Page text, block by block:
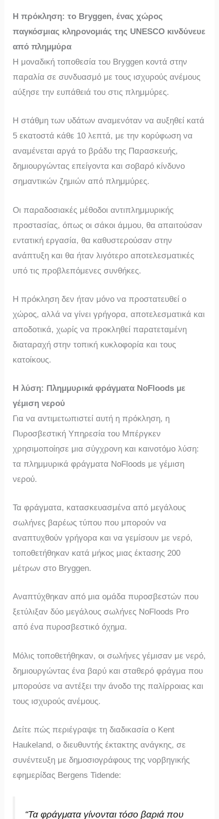
Η πρόκληση: το Bryggen, ένας χώρος
παγκόσμιας κληρονομιάς της UNESCO κινδύνευε
από πλημμύρα
Η μοναδική τοποθεσία του Bryggen κοντά στην
παραλία σε συνδυασμό με τους ισχυρούς ανέμους
αύξησε την ευπάθειά του στις πλημμύρες.
Η στάθμη των υδάτων αναμενόταν να αυξηθεί κατά
5 εκατοστά κάθε 10 λεπτά, με την κορύφωση να
αναμένεται αργά το βράδυ της Παρασκευής,
δημιουργώντας επείγοντα και σοβαρό κίνδυνο
σημαντικών ζημιών από πλημμύρες.
Οι παραδοσιακές μέθοδοι αντιπλημμυρικής
προστασίας, όπως οι σάκοι άμμου, θα απαιτούσαν
εντατική εργασία, θα καθυστερούσαν στην
ανάπτυξη και θα ήταν λιγότερο αποτελεσματικές
υπό τις προβλεπόμενες συνθήκες.
Η πρόκληση δεν ήταν μόνο να προστατευθεί ο
χώρος, αλλά να γίνει γρήγορα, αποτελεσματικά και
αποδοτικά, χωρίς να προκληθεί παρατεταμένη
διαταραχή στην τοπική κυκλοφορία και τους
κατοίκους.
Η λύση: Πλημμυρικά φράγματα NoFloods με
γέμιση νερού
Για να αντιμετωπιστεί αυτή η πρόκληση, η
Πυροσβεστική Υπηρεσία του Μπέργκεν
χρησιμοποίησε μια σύγχρονη και καινοτόμο λύση:
τα πλημμυρικά φράγματα NoFloods με γέμιση
νερού.
Τα φράγματα, κατασκευασμένα από μεγάλους
σωλήνες βαρέως τύπου που μπορούν να
αναπτυχθούν γρήγορα και να γεμίσουν με νερό,
τοποθετήθηκαν κατά μήκος μιας έκτασης 200
μέτρων στο Bryggen.
Αναπτύχθηκαν από μια ομάδα πυροσβεστών που
ξετύλιξαν δύο μεγάλους σωλήνες NoFloods Pro
από ένα πυροσβεστικό όχημα.
Μόλις τοποθετήθηκαν, οι σωλήνες γέμισαν με νερό,
δημιουργώντας ένα βαρύ και σταθερό φράγμα που
μπορούσε να αντέξει την άνοδο της παλίρροιας και
τους ισχυρούς ανέμους.
Δείτε πώς περιέγραψε τη διαδικασία ο Kent
Haukeland, ο διευθυντής έκτακτης ανάγκης, σε
συνέντευξη με δημοσιογράφους της νορβηγικής
εφημερίδας Bergens Tidende:
“Τα φράγματα γίνονται τόσο βαριά που